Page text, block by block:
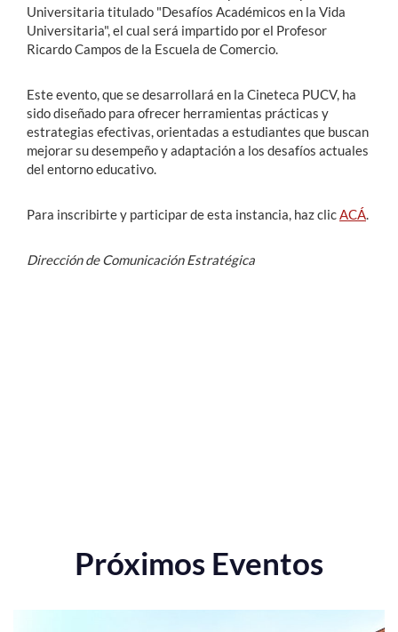
Universitaria titulado "Desafíos Académicos en la Vida
Universitaria", el cual será impartido por el Profesor
Ricardo Campos de la Escuela de Comercio.
Este evento, que se desarrollará en la Cineteca PUCV, ha
sido diseñado para ofrecer herramientas prácticas y
estrategias efectivas, orientadas a estudiantes que buscan
mejorar su desempeño y adaptación a los desafíos actuales
del entorno educativo.
Para inscribirte y participar de esta instancia, haz clic ACÁ
Dirección de Comunicación Estratégica
Próximos Eventos